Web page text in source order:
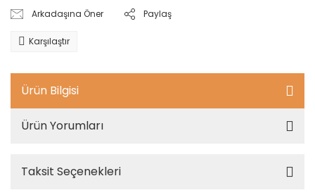
Arkadaşına Öner Paylaş
Karşılaştır
Ürün Bilgisi
Ürün Yorumları
Taksit Seçenekleri